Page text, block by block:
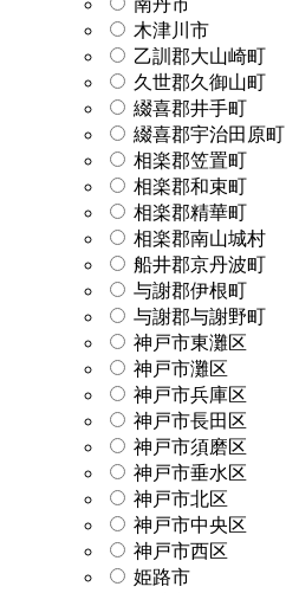
木津川市
乙訓郡大山崎町
久世郡久御山町
綴喜郡井手町
綴喜郡宇治田原町
相楽郡笠置町
相楽郡和束町
相楽郡精華町
相楽郡南山城村
船井郡京丹波町
与謝郡伊根町
与謝郡与謝野町
神戸市東灘区
神戸市灘区
神戸市兵庫区
神戸市長田区
神戸市須磨区
神戸市垂水区
神戸市北区
神戸市中央区
神戸市西区
姫路市